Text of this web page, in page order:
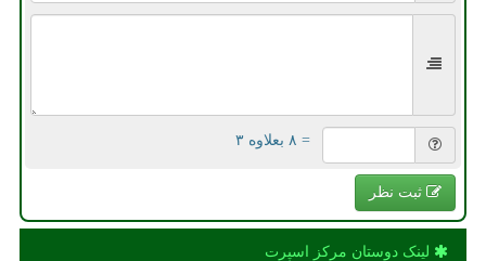
= ۸ بعلاوه ۳
ثبت نظر
لینک دوستان مركز اسپرت